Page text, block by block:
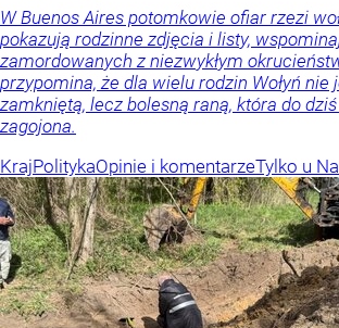
W Buenos Aires potomkowie ofiar rzezi
pokazują rodzinne zdjęcia i listy,
zamordowanych z niezwykłym
przypomina, że dla wielu rodzin Wołyń nie
zamkniętą, lecz bolesną raną, która do dziś
zagojona.
KrajPolitykaOpinie i komentarzeTylko u